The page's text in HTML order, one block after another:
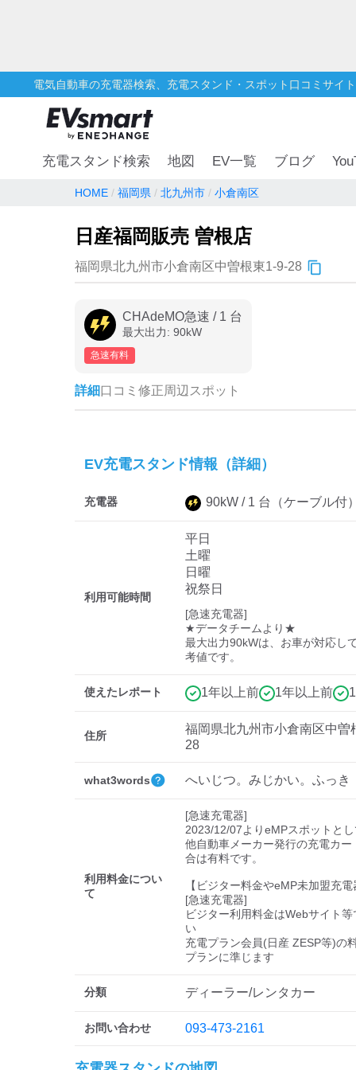
電気自動車の充電器検索、充電スタンド・スポット口コミサイト
充電スタンド検索 地図 EV一覧 ブログ
HOME 福岡県 北九州市 小倉南区
日産福岡販売 曽根店
福岡県北九州市小倉南区中曽根東1-9-28
CHAdeMO急速 / 1 台
最大出力: 90kW
急速有料
詳細口コミ 修正周辺スポット
EV充電スタンド情報（詳細）
充電器 90kW / 1 台 （ケーブル付
利用可能時間
平日
土曜
日曜
祝祭日
[急速充電器]
★データチームより★
最大出力90kWは、お車が対応し
使えたレポート 1年以上前 1年以上前
住所
福岡県北九州市小倉南区中曽
28
what3words へいじつ。みじかい。ふっき
利用料金につい
て
[急速充電器]
2023/12/07よりeMPスポットと
他自動車メーカー発行の充電カー
合は有料です。
【ビジター料金やeMP未加盟充
[急速充電器]
ビジター利用料金はWebサイト
い
充電プラン会員(日産 ZESP等)の
分類 ディーラー/レンタカー
お問い合わせ 093-473-2161